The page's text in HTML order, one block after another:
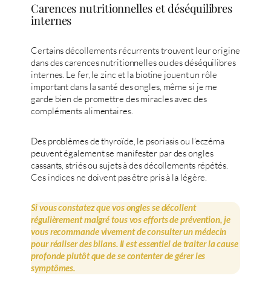
Carences nutritionnelles et déséquilibres
internes
Certains décollements récurrents trouvent leur origine
dans des carences nutritionnelles ou des déséquilibres
internes. Le fer, le zinc et la biotine jouent un rôle
important dans la santé des ongles, même si je me
garde bien de promettre des miracles avec des
compléments alimentaires.
Des problèmes de thyroïde, le psoriasis ou l’eczéma
peuvent également se manifester par des ongles
cassants, striés ou sujets à des décollements répétés.
Ces indices ne doivent pas être pris à la légère.
Si vous constatez que vos ongles se décollent
régulièrement malgré tous vos efforts de prévention, je
vous recommande vivement de consulter un médecin
pour réaliser des bilans. Il est essentiel de traiter la cause
profonde plutôt que de se contenter de gérer les
symptômes.